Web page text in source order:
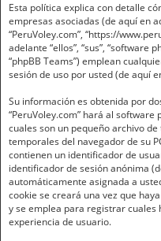
Esta política explica con detalle
empresas asociadas (de aquí en
“PeruVoley.com”, “https://
adelante “ellos”, “sus”, “software
“phpBB Teams”) emplean
sesión de uso por usted (de aquí
Su información es obtenida por
“PeruVoley.com” hará al
cuales son un pequeño archivo
temporales del navegador de su
contienen un identificador de
identificador de sesión anónima
automáticamente asignada a
cookie se creará una vez que
y se emplea para registrar cuales
experiencia de usuario.